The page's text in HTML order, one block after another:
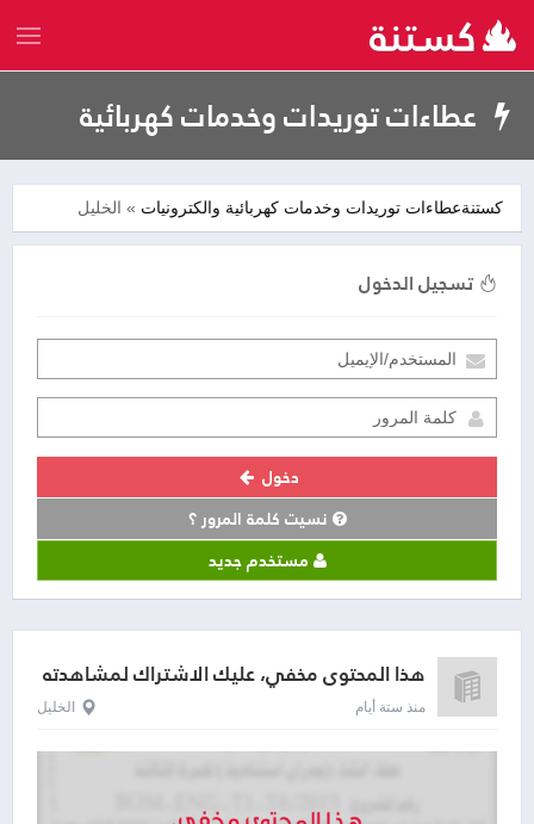
عطاءات توريدات وخدمات كهربائية
والكترونيات
كستنةعطاءات توريدات وخدمات كهربائية والكترونيات » الخليل
تسجيل الدخول
دخول
نسيت كلمة المرور ؟
مستخدم جديد
هذا المحتوى مخفي، عليك الاشتراك لمشاهدته
منذ ستة أيام الخليل